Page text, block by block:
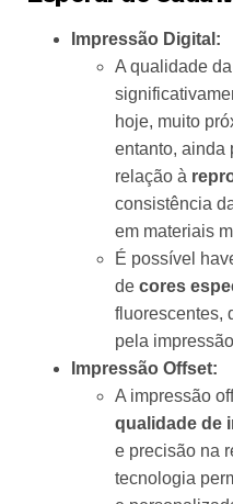
Impressão Digital:
A qualidade
hoje, muito
entanto, ainda
relação à
consistência
em materiais
É possível
de cores
fluorescentes,
pela
Impressão Offset:
A impressão
qualidade de
e precisão na
tecnologia